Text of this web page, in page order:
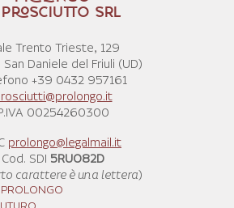
PROSCIUTTO SRL
Trento Trieste, 129
Daniele del Friuli (UD)
+39 0432 957161
00254260300
prolongo@legalmail.it
Cod. SDI 5RUO82D
carattere è una lettera)